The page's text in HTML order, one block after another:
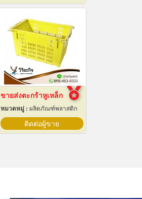
ขายส่งตะกร้าหูเหล็ก
หมวดหมู่ : ผลิตภัณฑ์พลาสติก
ติดต่อผู้ขาย